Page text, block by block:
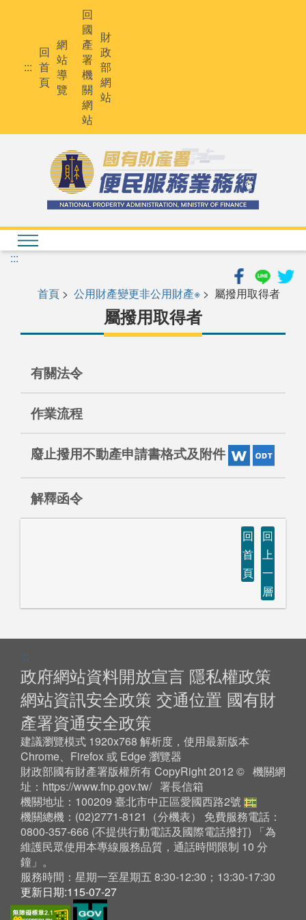
:::
回
首
頁
網
站
導
覽
回
國
產
署
機
關
網
站
財
政
部
網
站
:::
首頁 > 公用財產變更非公用財產※ > 屬撥用取得者
屬撥用取得者
有關法令
作業流程
廢止撥用不動產申請書格式及附件
解釋函令
回
首
頁
回
上
一
層
:::
政府網站資料開放宣言 隱私權政策
網站資訊安全政策 交通位置 國有財
產署資通安全政策
建議瀏覽模式 1920x768 解析度，使用最新版本
Chrome、Firefox 或 Edge 瀏覽器
財政部國有財產署版權所有 CopyRight 2012 © 機關網
址： https://www.fnp.gov.tw/ 署長信箱
機關地址：100209 臺北市中正區愛國西路2號
機關總機：(02)2771-8121（分機表） 免費服務電話：
0800-357-666 (不提供行動電話及國際電話撥打) 「為
維護民眾使用本專線服務品質，通話時間限制 10 分
鐘」。
服務時間：星期一至星期五 8:30-12:30；13:30-17:30
更新日期:115-07-27